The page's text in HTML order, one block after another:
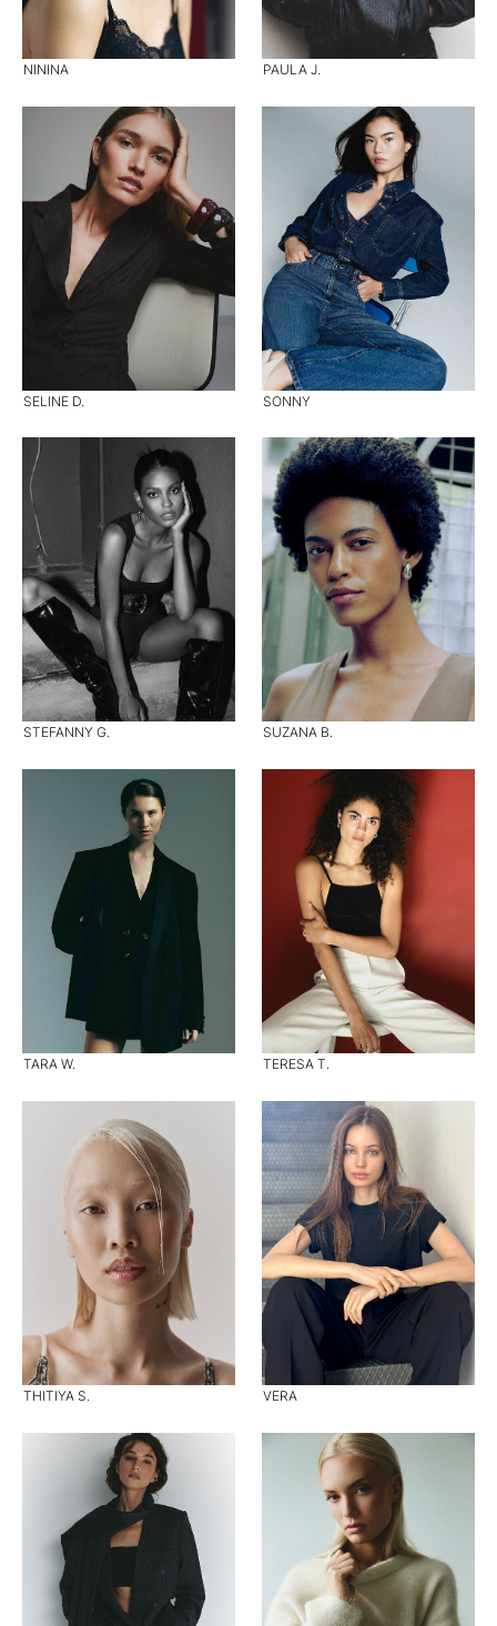
NININA PAULA J.
SELINE D. SONNY
STEFANNY G. SUZANA B.
TARA W. TERESA T.
THITIYA S. VERA